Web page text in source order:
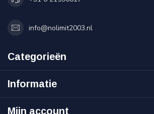
info@nolimit2003.nl
Categorieën
Informatie
Mijn account